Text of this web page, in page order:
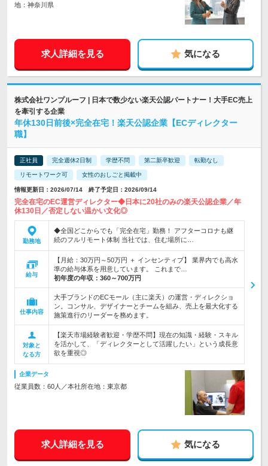
地：神奈川県
求人詳細を見る 気になる
株式会社ワンプルーフ | 日本で数少ない楽天公認パートナー！大手EC売上
を牽引する企業
年休130日前後×完全在宅！楽天公認企業【ECディレクター
職】
正社員 完全週休2日制 学歴不問 第二新卒歓迎 転勤なし
リモートワーク可 女性のおしごと掲載中
情報更新日：2026/07/14 終了予定日：2026/09/14
完全在宅のEC運営ディレクター◆日本に20社のみの楽天公認企業／年
休130日／否定しない温かい文化◎
勤務地
◆全国どこからでも「完全在宅」勤務！ アフターコロナも継
続のフルリモート体制 当社では、住む場所に…
給与
【月給：30万円～50万円 ＋ インセンティブ】 業界内でも高水
準の給与体系を用意しています。 これまで…
初年度の年収： 360～700万円
仕事内容
大手ブランドのECモール（主に楽天）の運営・ディレクショ
ン。コンサル、デザイナーとチームを組み、売上を最大化する
施策進行のリーダーを務めます。
対象と
なる方
【楽天市場経験者歓迎・学歴不問】現在の知識・経験・スキル
を活かして、「ディレクターとして活躍したい」という成長意
欲を重視◎
企業データ
従業員数：60人／本社所在地：東京都
求人詳細を見る 気になる